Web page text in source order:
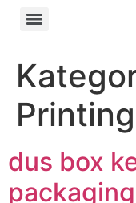
Printing
dus box